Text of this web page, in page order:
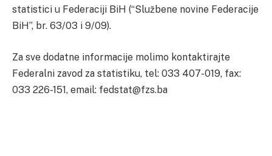
statistici u Federaciji BiH (“Službene novine Federacije
BiH”, br. 63/03 i 9/09).
Za sve dodatne informacije molimo kontaktirajte
Federalni zavod za statistiku, tel: 033 407-019, fax:
033 226-151, email: fedstat@fzs.ba